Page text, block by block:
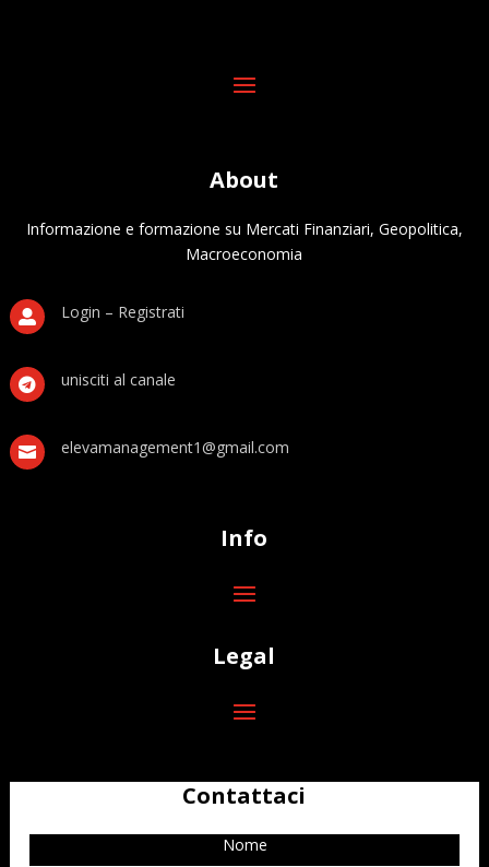
About
Informazione e formazione su Mercati Finanziari, Geopolitica,
Macroeconomia
 Login – Registrati
 unisciti al canale
 elevamanagement1@gmail.com
Info
Legal
Contattaci